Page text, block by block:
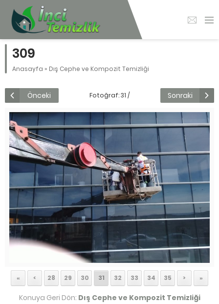
309
Anasayfa » Dış Cephe ve Kompozit Temizliği
Önceki
Fotoğraf: 31 /
Sonraki
« < 28 29 30 31 32 33 34 35 > »
Konuya Geri Dön: Dış Cephe ve Kompozit Temizliği